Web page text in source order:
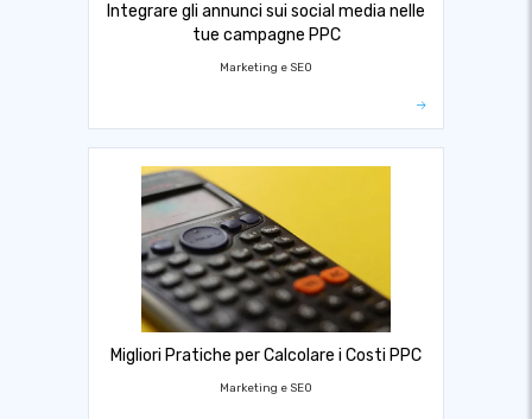
Integrare gli annunci sui social media nelle
tue campagne PPC
Marketing e SEO
Migliori Pratiche per Calcolare i Costi PPC
Marketing e SEO